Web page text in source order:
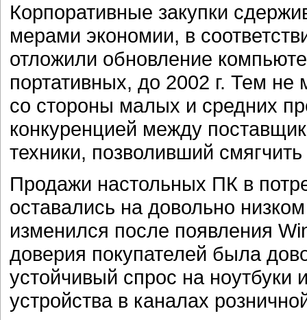
Корпоративные закупки
мерами экономии, в
отложили обновление
портативных, до 2002 г. Тем
со стороны малых и средних
конкуренцией между
техники, позволивший
Продажи настольных ПК в
оставались на довольно
изменился после появления
доверия покупателей была
устойчивый спрос на
устройства в каналах